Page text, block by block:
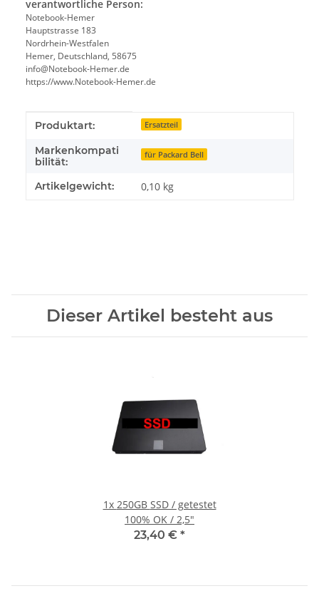
verantwortliche Person:
Notebook-Hemer
Hauptstrasse 183
Nordrhein-Westfalen
Hemer, Deutschland, 58675
info@Notebook-Hemer.de
https://www.Notebook-Hemer.de
Produkteigenschaft
Wert
Produktart: Ersatzteil
Markenkompati
bilität:
für Packard Bell
Artikelgewicht: 0,10 kg
Dieser Artikel besteht aus
1x 250GB SSD / getestet
100% OK / 2,5"
23,40 € *